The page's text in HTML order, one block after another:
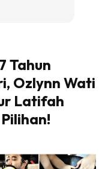
Tahun
Ozlynn Wati
Latifah